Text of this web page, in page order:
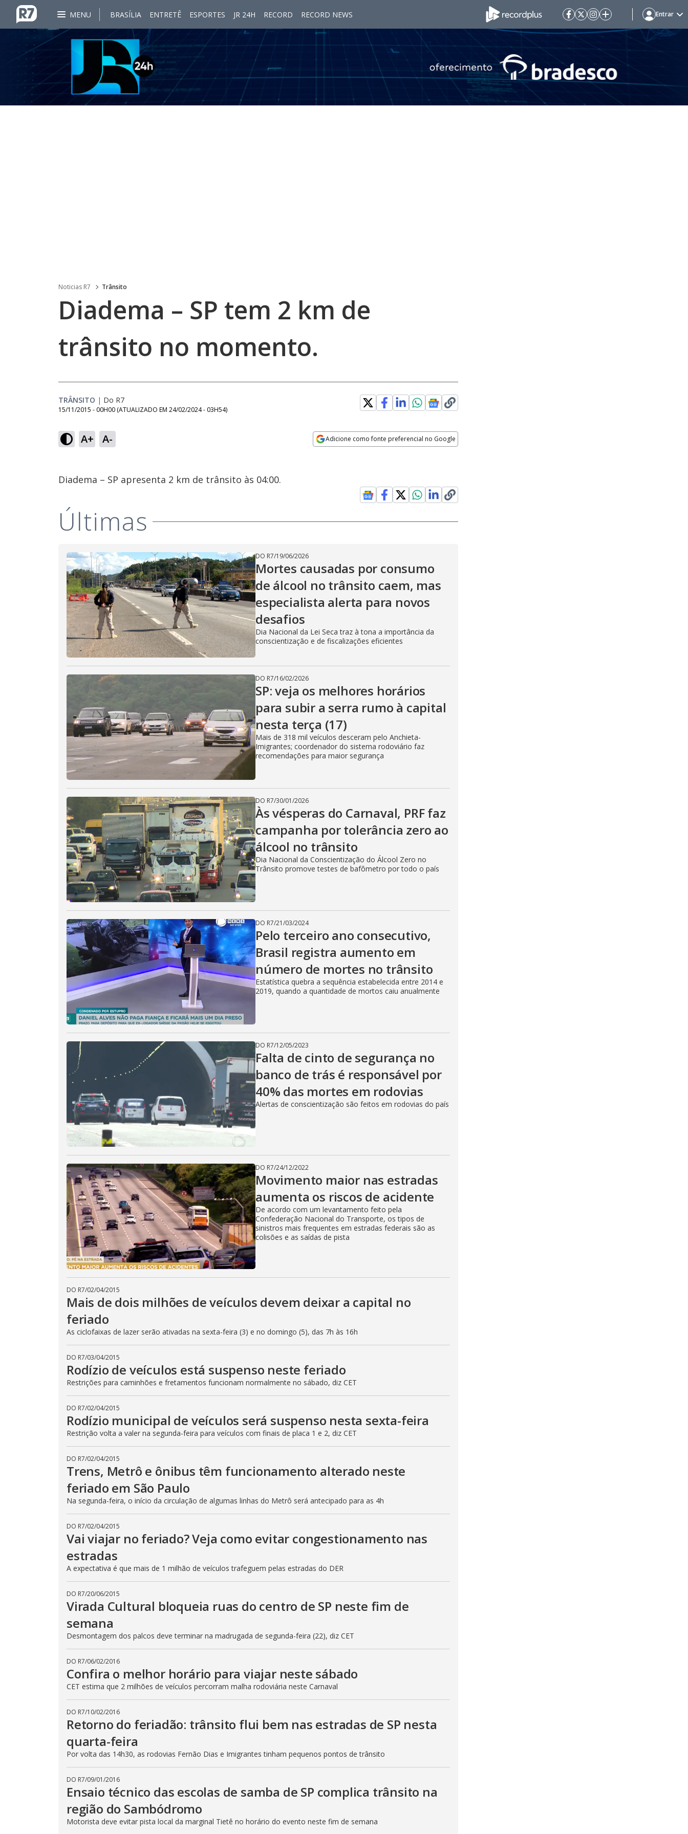
MENU BRASÍLIA ENTRETÊ ESPORTES JR 24H RECORD RECORD NEWS Entrar
Noticias R7 Trânsito
Diadema – SP tem 2 km de
trânsito no momento.
TRÂNSITO | Do R7
15/11/2015 - 00H00 (ATUALIZADO EM 24/02/2024 - 03H54)
A+ A- Adicione como fonte preferencial no Google
Diadema – SP apresenta 2 km de trânsito às 04:00.
Últimas
DO R7/19/06/2026
Mortes causadas por consumo
de álcool no trânsito caem, mas
especialista alerta para novos
desafios
Dia Nacional da Lei Seca traz à tona a importância da
conscientização e de fiscalizações eficientes
DO R7/16/02/2026
SP: veja os melhores horários
para subir a serra rumo à capital
nesta terça (17)
Mais de 318 mil veículos desceram pelo Anchieta-
Imigrantes; coordenador do sistema rodoviário faz
recomendações para maior segurança
DO R7/30/01/2026
Às vésperas do Carnaval, PRF faz
campanha por tolerância zero ao
álcool no trânsito
Dia Nacional da Conscientização do Álcool Zero no
Trânsito promove testes de bafômetro por todo o país
DO R7/21/03/2024
Pelo terceiro ano consecutivo,
Brasil registra aumento em
número de mortes no trânsito
Estatística quebra a sequência estabelecida entre 2014 e
2019, quando a quantidade de mortos caiu anualmente
DO R7/12/05/2023
Falta de cinto de segurança no
banco de trás é responsável por
40% das mortes em rodovias
Alertas de conscientização são feitos em rodovias do país
DO R7/24/12/2022
Movimento maior nas estradas
aumenta os riscos de acidente
De acordo com um levantamento feito pela
Confederação Nacional do Transporte, os tipos de
sinistros mais frequentes em estradas federais são as
colisões e as saídas de pista
DO R7/02/04/2015
Mais de dois milhões de veículos devem deixar a capital no
feriado
As ciclofaixas de lazer serão ativadas na sexta-feira (3) e no domingo (5), das 7h às 16h
DO R7/03/04/2015
Rodízio de veículos está suspenso neste feriado
Restrições para caminhões e fretamentos funcionam normalmente no sábado, diz CET
DO R7/02/04/2015
Rodízio municipal de veículos será suspenso nesta sexta-feira
Restrição volta a valer na segunda-feira para veículos com finais de placa 1 e 2, diz CET
DO R7/02/04/2015
Trens, Metrô e ônibus têm funcionamento alterado neste
feriado em São Paulo
Na segunda-feira, o início da circulação de algumas linhas do Metrô será antecipado para as 4h
DO R7/02/04/2015
Vai viajar no feriado? Veja como evitar congestionamento nas
estradas
A expectativa é que mais de 1 milhão de veículos trafeguem pelas estradas do DER
DO R7/20/06/2015
Virada Cultural bloqueia ruas do centro de SP neste fim de
semana
Desmontagem dos palcos deve terminar na madrugada de segunda-feira (22), diz CET
DO R7/06/02/2016
Confira o melhor horário para viajar neste sábado
CET estima que 2 milhões de veículos percorram malha rodoviária neste Carnaval
DO R7/10/02/2016
Retorno do feriadão: trânsito flui bem nas estradas de SP nesta
quarta-feira
Por volta das 14h30, as rodovias Fernão Dias e Imigrantes tinham pequenos pontos de trânsito
DO R7/09/01/2016
Ensaio técnico das escolas de samba de SP complica trânsito na
região do Sambódromo
Motorista deve evitar pista local da marginal Tietê no horário do evento neste fim de semana